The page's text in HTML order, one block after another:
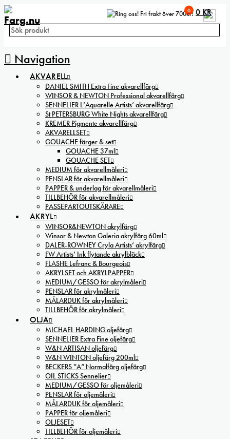
Fri frakt över 700kr!
Navigation
0 0 KR
AKVARELL
DANIEL SMITH Extra Fine akvarellfärg
WINSOR & NEWTON Professional akvarellfärg
SENNELIER L’Aquarelle Artists’ akvarellfärg
St PETERSBURG White Nights akvarellfärg
KREMER Pigmente akvarellfärg
AKVARELLSET
GOUACHE färger & set
GOUACHE 37ml
GOUACHE SET
MEDIUM för akvarellmåleri
PENSLAR för akvarellmåleri
PAPPER & underlag för akvarellmåleri
TILLBEHÖR för akvarellmåleri
PASSEPARTOUTSKÄRARE
AKRYL
WINSOR&NEWTON akrylfärg
Winsor & Newton Galeria akrylfärg 60ml
DALER-ROWNEY Cryla Artists’ akrylfärg
FW Artists’ Ink flytande akrylbläck
FLASHE Lefranc & Bourgeois
AKRYLSET och AKRYLPAPPER
MEDIUM/GESSO för akrylmåleri
PENSLAR för akrylmåleri
MÅLARDUK för akrylmåleri
TILLBEHÖR för akrylmåleri
OLJA
MICHAEL HARDING oljefärg
SENNELIER Extra Fine oljefärg
W&N ARTISAN oljefärg
W&N WINTON oljefärg 200ml
BECKERS ”A” Normalfärg oljefärg
OIL STICKS Sennelier
MEDIUM/GESSO för oljemåleri
PENSLAR för oljemåleri
MÅLARDUK för oljemåleri
PAPPER för oljemåleri
OLJESET
TILLBEHÖR för oljemåleri